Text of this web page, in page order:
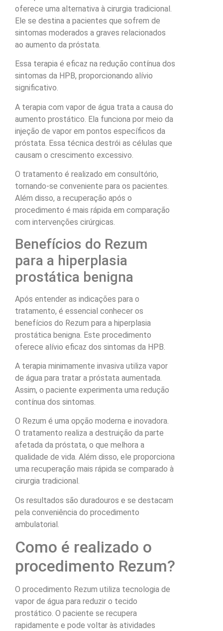
oferece uma alternativa à cirurgia tradicional.
Ele se destina a pacientes que sofrem de
sintomas moderados a graves relacionados
ao aumento da próstata.
Essa terapia é eficaz na redução contínua dos
sintomas da HPB, proporcionando alívio
significativo.
A terapia com vapor de água trata a causa do
aumento prostático. Ela funciona por meio da
injeção de vapor em pontos específicos da
próstata. Essa técnica destrói as células que
causam o crescimento excessivo.
O tratamento é realizado em consultório,
tornando-se conveniente para os pacientes.
Além disso, a recuperação após o
procedimento é mais rápida em comparação
com intervenções cirúrgicas.
Benefícios do Rezum
para a hiperplasia
prostática benigna
Após entender as indicações para o
tratamento, é essencial conhecer os
benefícios do Rezum para a hiperplasia
prostática benigna. Este procedimento
oferece alívio eficaz dos sintomas da HPB.
A terapia minimamente invasiva utiliza vapor
de água para tratar a próstata aumentada.
Assim, o paciente experimenta uma redução
contínua dos sintomas.
O Rezum é uma opção moderna e inovadora.
O tratamento realiza a destruição da parte
afetada da próstata, o que melhora a
qualidade de vida. Além disso, ele proporciona
uma recuperação mais rápida se comparado à
cirurgia tradicional.
Os resultados são duradouros e se destacam
pela conveniência do procedimento
ambulatorial.
Como é realizado o
procedimento Rezum?
O procedimento Rezum utiliza tecnologia de
vapor de água para reduzir o tecido
prostático. O paciente se recupera
rapidamente e pode voltar às atividades